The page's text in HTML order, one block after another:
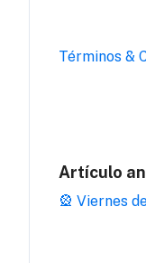
Términos &
Artículo
🎡 Viernes